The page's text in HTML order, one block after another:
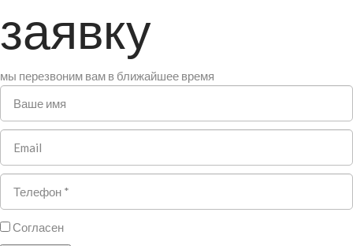
заявку
мы перезвоним вам в ближайшее время
Согласен